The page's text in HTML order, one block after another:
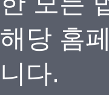
해당 홈
니다.